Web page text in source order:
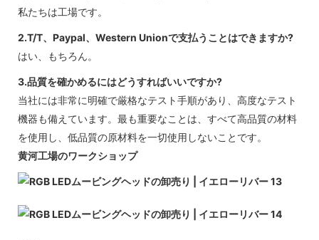
私たちは工場です。
2.T/T、Paypal、Western Unionで支払うことはできますか?
はい、もちろん。
3.品質を確かめるにはどうすればいいですか?
当社には非常に明確で厳格なテスト手順があり、高度なテスト
機器も備えています。最も重要なことは、すべて高品質の材料
を使用し、低品質の原材料を一切使用しないことです。
黄河工場のワークショップ